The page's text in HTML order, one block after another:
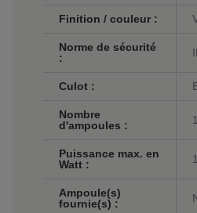
Finition / couleur :
Norme de sécurité
:
Culot :
Nombre
d'ampoules :
1
Puissance max. en
Watt :
Ampoule(s)
fournie(s) :